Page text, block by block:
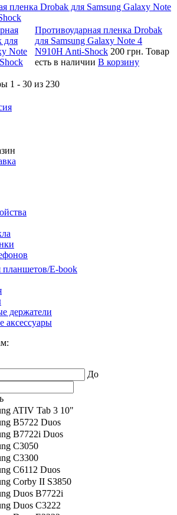
пленка Drobak для Samsung Galaxy Note
Противоударная пленка Drobak
для Samsung Galaxy Note 4
N910H Anti-Shock 200 грн. Товар
есть в наличии В корзину
1 - 30 из 230
планшетов/E-book
держатели
аксессуары
До
ATIV Tab 3 10"
B5722 Duos
B7722i Duos
C3050
C3300
C6112 Duos
Corby II S3850
Duos B7722i
Duos C3222